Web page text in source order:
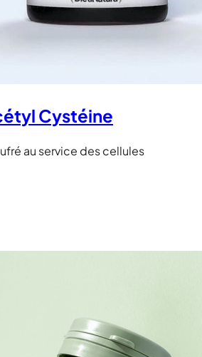
Cystéine
au service des cellules